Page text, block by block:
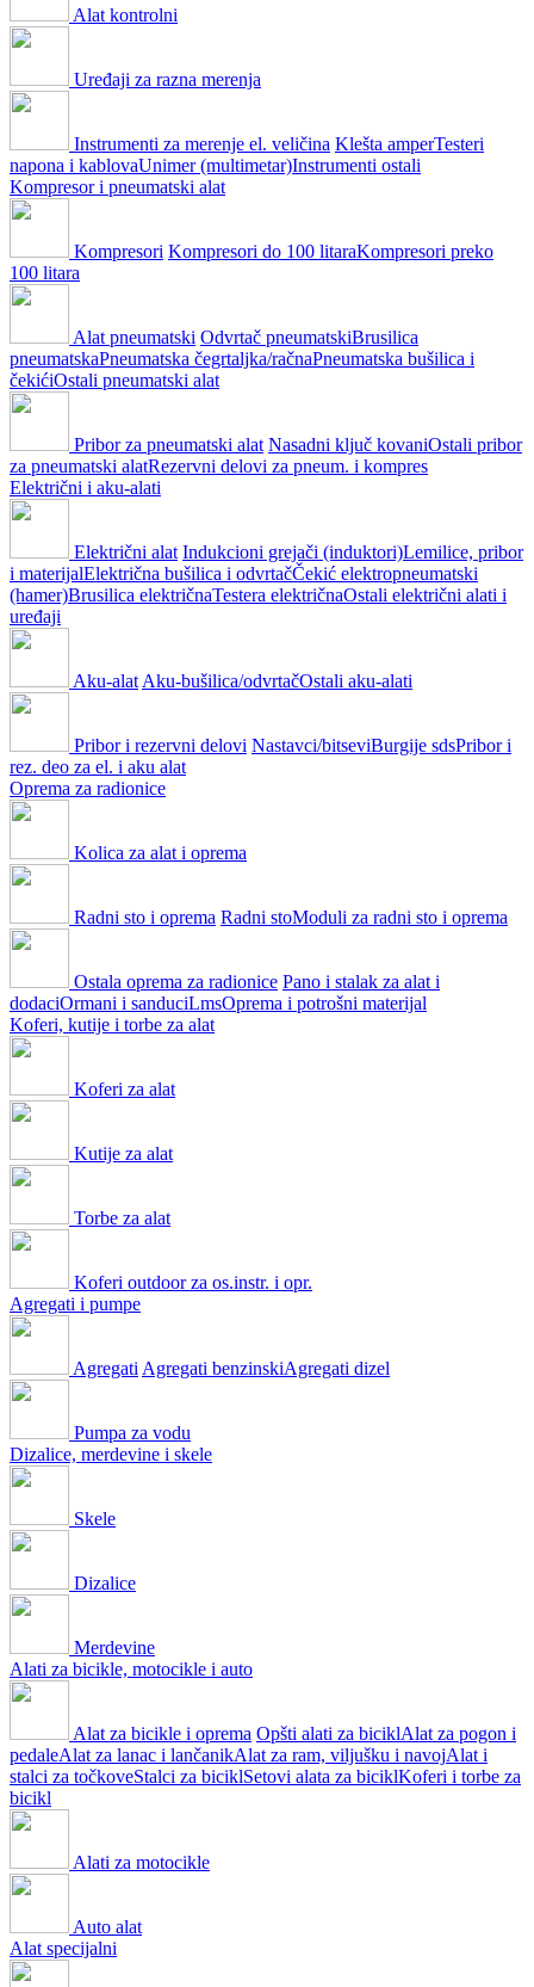
Alat kontrolni
Uređaji za razna merenja
Instrumenti za merenje el. veličina Klešta amperTesteri
napona i kablovaUnimer (multimetar)Instrumenti ostali
Kompresor i pneumatski alat
Kompresori Kompresori do 100 litaraKompresori preko
100 litara
Alat pneumatski Odvrtač pneumatskiBrusilica
pneumatskaPneumatska čegrtaljka/račnaPneumatska bušilica i
čekićiOstali pneumatski alat
Pribor za pneumatski alat Nasadni ključ kovaniOstali pribor
za pneumatski alatRezervni delovi za pneum. i kompres
Električni i aku-alati
Električni alat Indukcioni grejači (induktori)Lemilice, pribor
i materijalElektrična bušilica i odvrtačČekić elektropneumatski
(hamer)Brusilica električnaTestera električnaOstali električni alati i
uređaji
Aku-alat Aku-bušilica/odvrtačOstali aku-alati
Pribor i rezervni delovi Nastavci/bitseviBurgije sdsPribor i
rez. deo za el. i aku alat
Oprema za radionice
Kolica za alat i oprema
Radni sto i oprema Radni stoModuli za radni sto i oprema
Ostala oprema za radionice Pano i stalak za alat i
dodaciOrmani i sanduciLmsOprema i potrošni materijal
Koferi, kutije i torbe za alat
Koferi za alat
Kutije za alat
Torbe za alat
Koferi outdoor za os.instr. i opr.
Agregati i pumpe
Agregati Agregati benzinskiAgregati dizel
Pumpa za vodu
Dizalice, merdevine i skele
Skele
Dizalice
Merdevine
Alati za bicikle, motocikle i auto
Alat za bicikle i oprema Opšti alati za biciklAlat za pogon i
pedaleAlat za lanac i lančanikAlat za ram, viljušku i navojAlat i
stalci za točkoveStalci za biciklSetovi alata za biciklKoferi i torbe za
bicikl
Alati za motocikle
Auto alat
Alat specijalni